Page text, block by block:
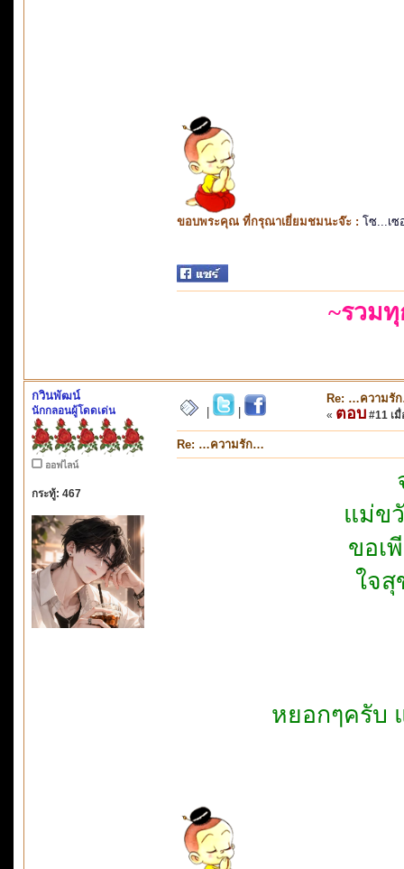
ขอบพระคุณ ที่กรุณาเยี่ยมชมนะจ๊ะ : โซ...เซ
~รวม
กวินพัฒน์
นักกลอนผู้โดดเด่น
ออฟไลน์
กระทู้: 467
Re: …ความรั
« ตอบ #11 เมื่
Re: …ความรัก…
แม่ข
ขอเ
ใจสุ
หยอกๆครับ